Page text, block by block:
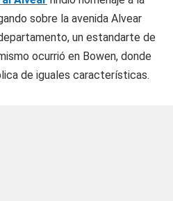
sobre la avenida Alvear
un estandarte de
ocurrió en Bowen, donde
de iguales características.